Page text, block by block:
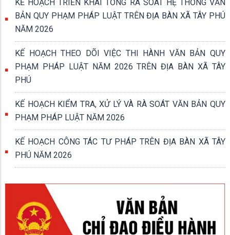
KẾ HOẠCH TRIỂN KHAI TỔNG RÀ SOÁT HỆ THỐNG VĂN
BẢN QUY PHẠM PHÁP LUẬT TRÊN ĐỊA BÀN XÃ TÂY PHÚ
NĂM 2026
KẾ HOẠCH THEO DÕI VIỆC THI HÀNH VĂN BẢN QUY
PHẠM PHÁP LUẬT NĂM 2026 TRÊN ĐỊA BÀN XÃ TÂY
PHÚ
KẾ HOẠCH KIỂM TRA, XỬ LÝ VÀ RÀ SOÁT VĂN BẢN QUY
PHẠM PHÁP LUẬT NĂM 2026
KẾ HOẠCH CÔNG TÁC TƯ PHÁP TRÊN ĐỊA BÀN XÃ TÂY
PHÚ NĂM 2026